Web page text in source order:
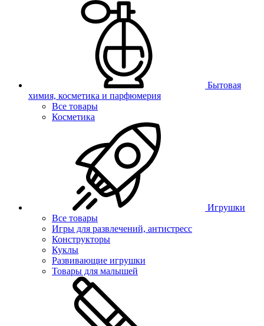
Бытовая
химия, косметика и парфюмерия
Все товары
Косметика
Игрушки
Все товары
Игры для развлечений, антистресс
Конструкторы
Куклы
Развивающие игрушки
Товары для малышей